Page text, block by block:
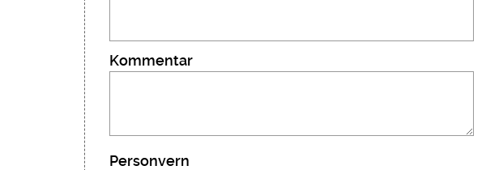
Kommentar
Personvern